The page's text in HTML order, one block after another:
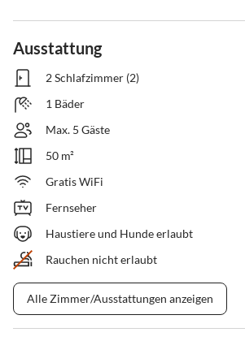
Ausstattung
2 Schlafzimmer (2)
1 Bäder
Max. 5 Gäste
50 m²
Gratis WiFi
Fernseher
Haustiere und Hunde erlaubt
Rauchen nicht erlaubt
Alle Zimmer/Ausstattungen anzeigen